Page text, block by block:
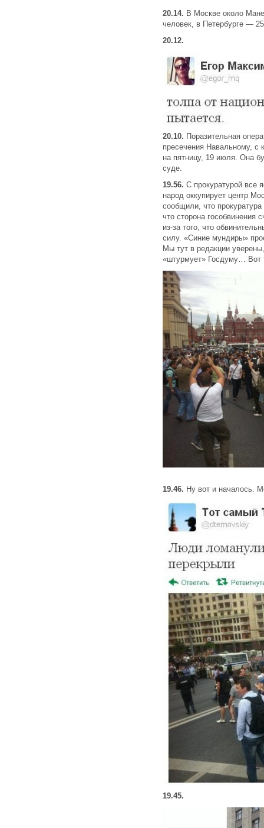
20.14. В Москве около
человек, в Петербурге —
20.12.
20.10. Поразительная
пресечения Навальному, с
на пятницу, 19 июля. Она
суде.
19.56. С прокуратурой все
народ оккупирует центр
сообщили, что
что сторона гособвинения
из-за того, что
силу. «Синие мундиры»
Мы тут в редакции
«штурмует» Госдуму… Вот
19.46. Ну вот и началось.
19.45.